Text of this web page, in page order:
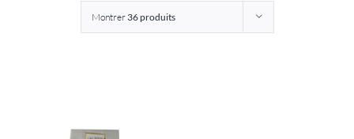
Montrer 36 produits